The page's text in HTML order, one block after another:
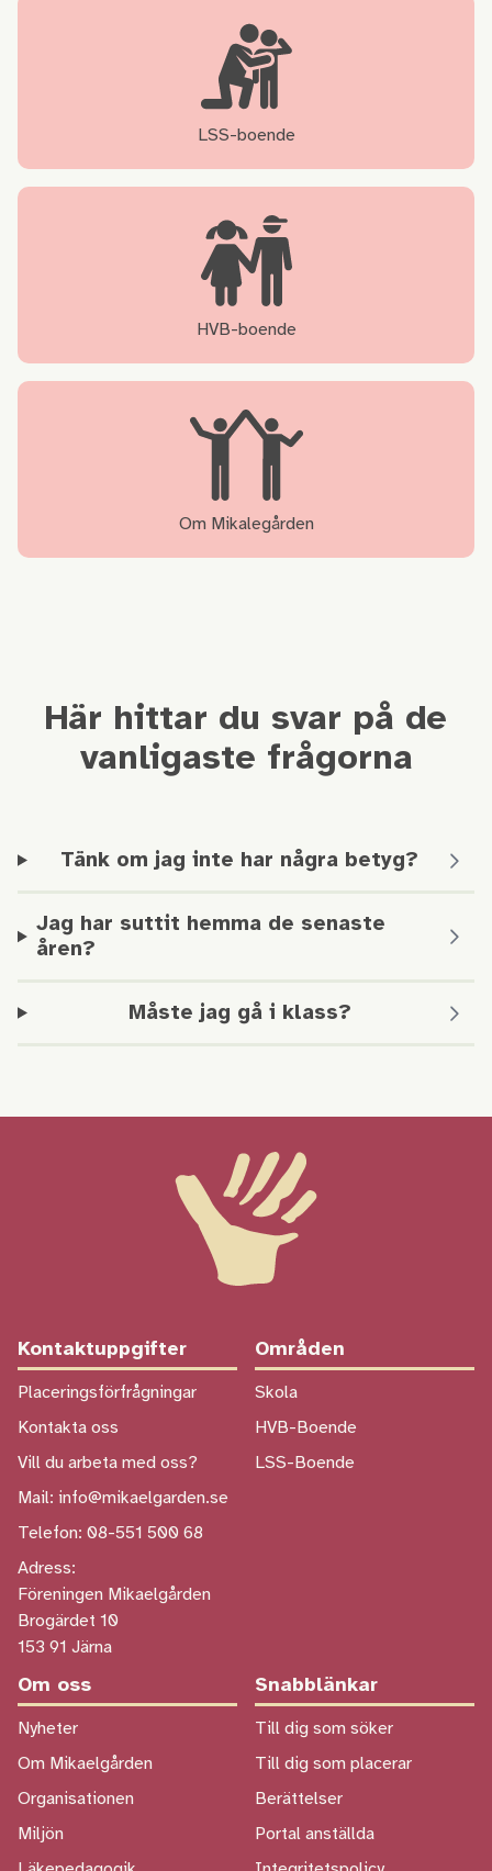
LSS-boende
HVB-boende
Om Mikalegården
Här hittar du svar på de
vanligaste frågorna
Tänk om jag inte har några betyg?
Jag har suttit hemma de senaste
åren?
Måste jag gå i klass?
Kontaktuppgifter
Placeringsförfrågningar
Kontakta oss
Vill du arbeta med oss?
Mail: info@mikaelgarden.se
Telefon: 08-551 500 68
Adress:
Föreningen Mikaelgården
Brogärdet 10
153 91 Järna
Områden
Skola
HVB-Boende
LSS-Boende
Om oss
Nyheter
Om Mikaelgården
Organisationen
Miljön
Snabblänkar
Till dig som söker
Till dig som placerar
Berättelser
Portal anställda